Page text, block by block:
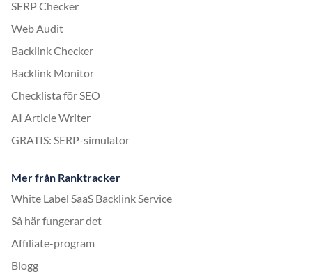
SERP Checker
Web Audit
Backlink Checker
Backlink Monitor
Checklista för SEO
AI Article Writer
GRATIS: SERP-simulator
Mer från Ranktracker
White Label SaaS Backlink Service
Så här fungerar det
Affiliate-program
Blogg